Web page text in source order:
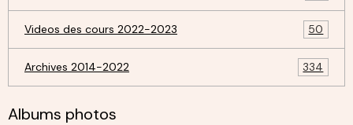
Videos des cours 2022-2023 50
Archives 2014-2022 334
Albums photos